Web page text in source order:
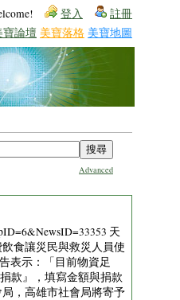
登入 註冊
寶論壇 美寶落格 美寶地圖
Advanced
天
食讓災民與救災人員使
表示：「目前物資足
款』，填寫金額與捐款
，高雄市社會局將寄予